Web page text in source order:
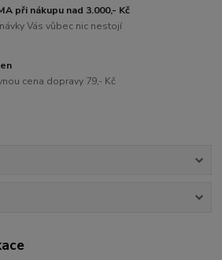
při nákupu nad 3.000,- Kč
Vás vůbec nic nestojí
cena dopravy 79,- Kč